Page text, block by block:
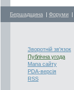
Бершадщина | Форуми |
Зворотній зв'язок
Публічна угода
Мапа сайту
PDA-версія
RSS